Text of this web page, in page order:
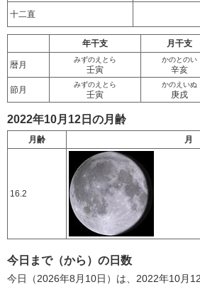
十二直
年干支 月干支
暦月
みずのえとら
壬寅
かのとのい
辛亥
節月
みずのえとら
壬寅
かのえいぬ
庚戌
2022年10月12日の月齢
月齢 月
16.2
今日まで（から）の日数
今日（2026年8月10日）は、2022年10月